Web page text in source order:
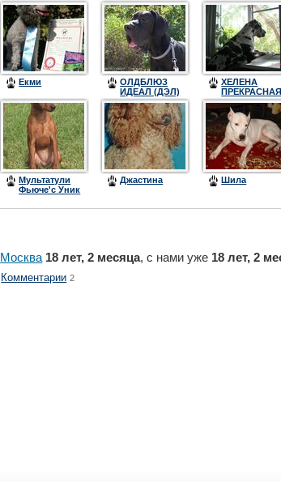
Екми
ОЛДБЛЮЗ
ИДЕАЛ (ДЭЛ)
ХЕЛЕНА
(ДАНА)
Мультатули
Фьюче'c Уник
Джастина Шила
Москва 18 лет, 2 месяца, с нами уже 18 лет, 2
Комментарии 2